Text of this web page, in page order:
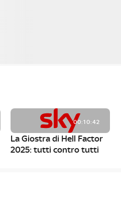
00:10:42
La Giostra di Hell Factor
2025: tutti contro tutti